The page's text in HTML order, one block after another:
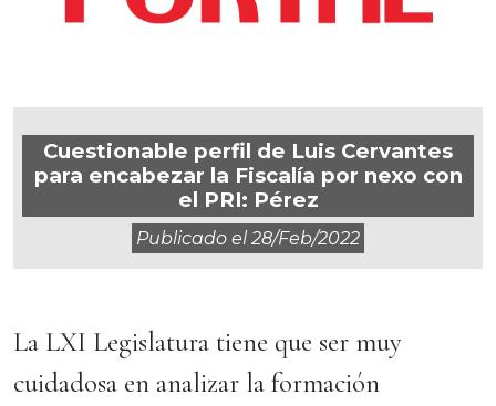
Cuestionable perfil de Luis Cervantes
para encabezar la Fiscalía por nexo con
el PRI: Pérez
Publicado el28/feb/2022
La LXI Legislatura tiene que ser muy
cuidadosa en analizar la formación